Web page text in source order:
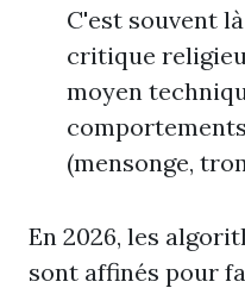
C'est souvent
critique
moyen
(mensonge,
En 2026, les
sont affinés pour